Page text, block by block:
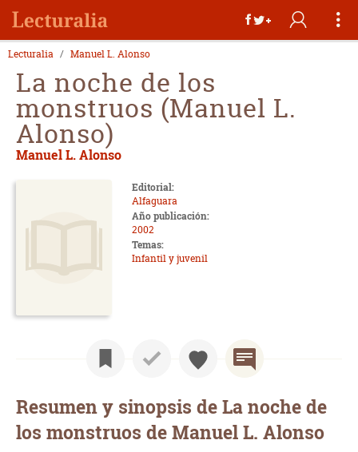
Lecturalia Manuel L. Alonso
La noche de los
monstruos (Manuel L.
Alonso)
Manuel L. Alonso
Editorial:
Alfaguara
Año publicación:
2002
Temas:
Infantil y juvenil
Resumen y sinopsis de La noche de
los monstruos de Manuel L. Alonso